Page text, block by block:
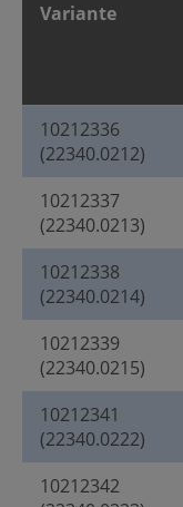
Variante
10212336
(22340.0212)
10212337
(22340.0213)
10212338
(22340.0214)
10212339
(22340.0215)
10212341
(22340.0222)
10212342